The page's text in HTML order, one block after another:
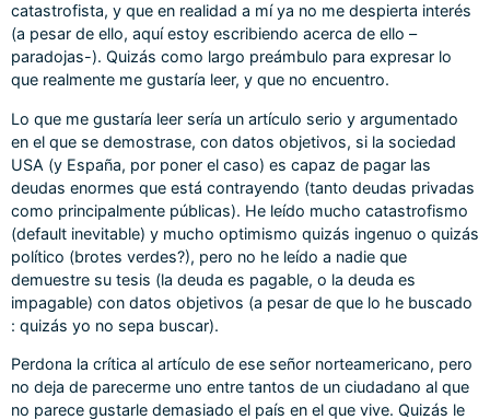
catastrofista, y que en realidad a mí ya no me despierta interés
(a pesar de ello, aquí estoy escribiendo acerca de ello –
paradojas-). Quizás como largo preámbulo para expresar lo
que realmente me gustaría leer, y que no encuentro.
Lo que me gustaría leer sería un artículo serio y argumentado
en el que se demostrase, con datos objetivos, si la sociedad
USA (y España, por poner el caso) es capaz de pagar las
deudas enormes que está contrayendo (tanto deudas privadas
como principalmente públicas). He leído mucho catastrofismo
(default inevitable) y mucho optimismo quizás ingenuo o quizás
político (brotes verdes?), pero no he leído a nadie que
demuestre su tesis (la deuda es pagable, o la deuda es
impagable) con datos objetivos (a pesar de que lo he buscado
: quizás yo no sepa buscar).
Perdona la crítica al artículo de ese señor norteamericano, pero
no deja de parecerme uno entre tantos de un ciudadano al que
no parece gustarle demasiado el país en el que vive. Quizás le